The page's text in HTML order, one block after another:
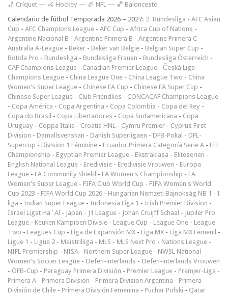
🏏 Críquet — 🏑 Hockey — 🏈 NFL — 🏀 Baloncesto
Calendario de fútbol Temporada 2026 – 2027: 2. Bundesliga - AFC Asian
Cup - AFC Champions League - AFC Cup - Africa Cup of Nations -
Argentine Nacional B - Argentine Primera B - Argentine Primera C -
Australia A-League - Beker - Beker van België - Belgian Super Cup -
Botola Pro - Bundesliga - Bundesliga Frauen - Bundesliga Österreich -
CAF Champions League - Canadian Premier League - Česká Liga -
Champions League - China League One - China League Two - China
Women's Super League - Chinese FA Cup - Chinese FA Super Cup -
Chinese Super League - Club Friendlies - CONCACAF Champions League
- Copa América - Copa Argentina - Copa Colombia - Copa del Rey -
Copa do Brasil - Copa Libertadores - Copa Sudamericana - Copa
Uruguay - Coppa Italia - Croatia HNL - Cymru Premier - Cyprus First
Division - Damallsvenskan - Danish Superligaen - DFB-Pokal - DFL-
Supercup - Division 1 Féminine - Ecuador Primera Categoría Serie A - EFL
Championship - Egyptian Premier League - Ekstraklasa - Eliteserien -
English National League - Eredivisie - Eredivisie Vrouwen - Europa
League - FA Community Shield - FA Women's Championship - FA
Women's Super League - FIFA Club World Cup - FIFA Women's World
Cup 2023 - FIFA World Cup 2026 - Hungarian Nemzeti Bajnokság NB 1 - I
liga - Indian Super League - Indonesia Liga 1 - Irish Premier Division -
Israel Ligat Ha`Al - Japan - J1 League - Johan Cruijff Schaal - Jupiler Pro
League - Keuken Kampioen Divisie - League Cup - League One - League
Two - Leagues Cup - Liga de Expansión MX - Liga MX - Liga MX Femenil -
Ligue 1 - Ligue 2 - Meistriliiga - MLS - MLS Next Pro - Nations League -
NIFL Premiership - NISA - Northern Super League - NWSL National
Women's Soccer League - Oefen-interlands - Oefen-interlands Vrouwen
- ÖFB-Cup - Paraguay Primera División - Premier League - Premjer-Liga -
Primera A - Primera Division - Primera Division Argentina - Primera
División de Chile - Primera División Femenina - Puchar Polski - Qatar